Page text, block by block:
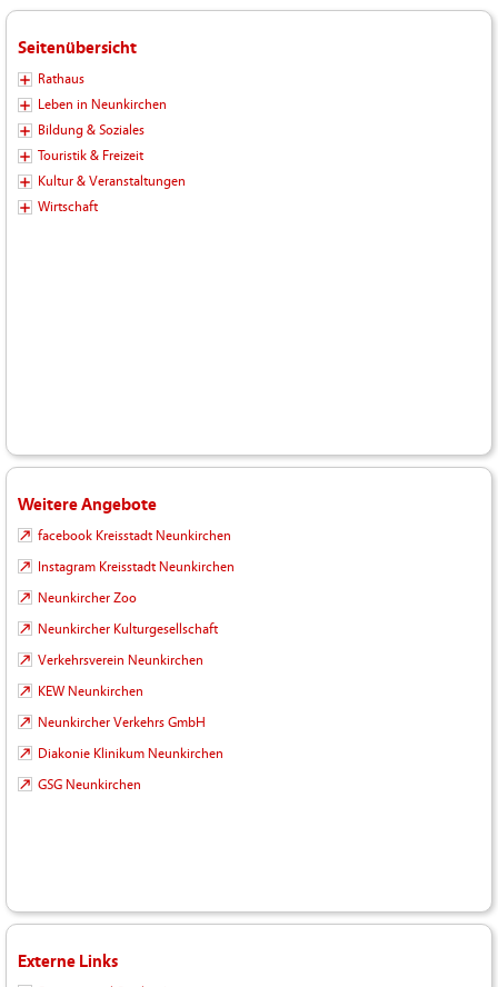
Seitenübersicht
Rathaus
Leben in Neunkirchen
Bildung & Soziales
Touristik & Freizeit
Kultur & Veranstaltungen
Wirtschaft
Weitere Angebote
facebook Kreisstadt Neunkirchen
Instagram Kreisstadt Neunkirchen
Neunkircher Zoo
Neunkircher Kulturgesellschaft
Verkehrsverein Neunkirchen
KEW Neunkirchen
Neunkircher Verkehrs GmbH
Diakonie Klinikum Neunkirchen
GSG Neunkirchen
Externe Links